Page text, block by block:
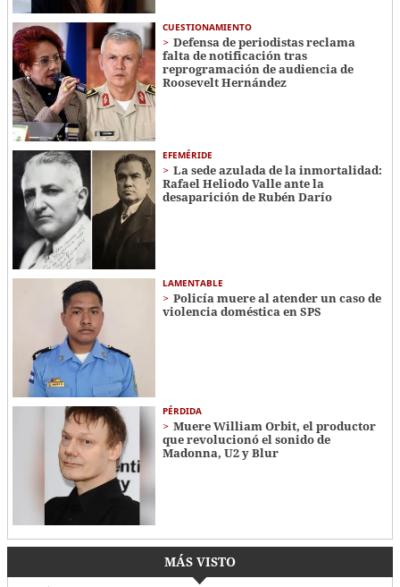
CUESTIONAMIENTO
Defensa de periodistas reclama
falta de notificación tras
reprogramación de audiencia de
Roosevelt Hernández
EFEMÉRIDE
La sede azulada de la inmortalidad:
Rafael Heliodo Valle ante la
desaparición de Rubén Darío
LAMENTABLE
Policía muere al atender un caso de
violencia doméstica en SPS
PÉRDIDA
Muere William Orbit, el productor
que revolucionó el sonido de
Madonna, U2 y Blur
MÁS VISTO